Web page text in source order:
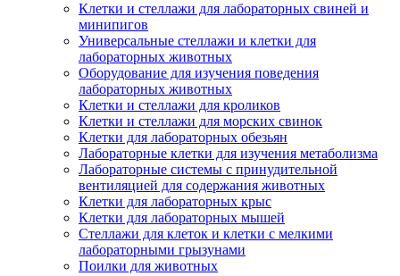
Клетки и стеллажи для лабораторных свиней и
минипигов
Универсальные стеллажи и клетки для
лабораторных животных
Оборудование для изучения поведения
лабораторных животных
Клетки и стеллажи для кроликов
Клетки и стеллажи для морских свинок
Клетки для лабораторных обезьян
Лабораторные клетки для изучения метаболизма
Лабораторные системы с принудительной
вентиляцией для содержания животных
Клетки для лабораторных крыс
Клетки для лабораторных мышей
Стеллажи для клеток и клетки с мелкими
лабораторными грызунами
Поилки для животных